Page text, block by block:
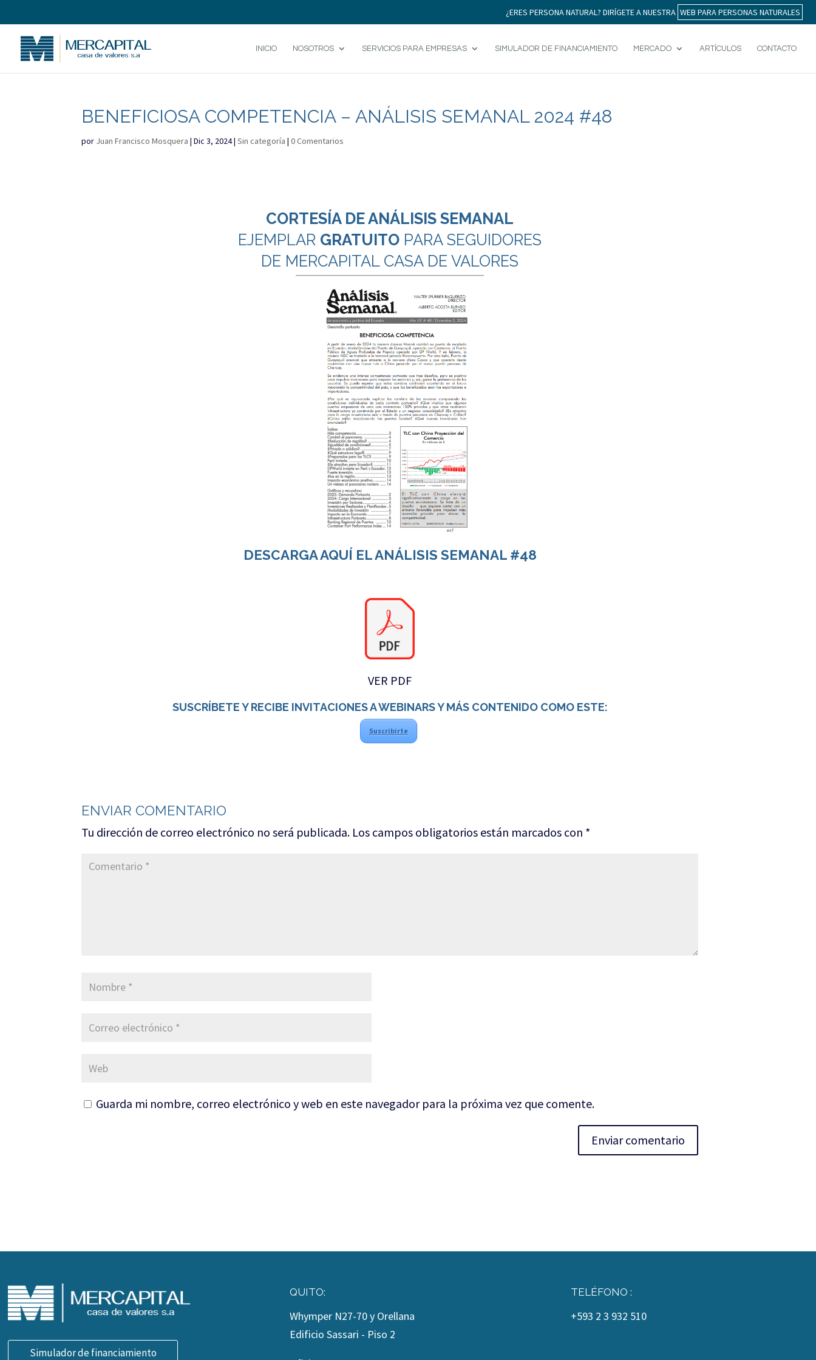
¿ERES PERSONA NATURAL? DIRÍGETE A NUESTRA WEB PARA PERSONAS NATURALES
INICIO NOSOTROS SERVICIOS PARA EMPRESAS SIMULADOR DE FINANCIAMIENTO MERCADO ARTÍCULOS CONTACTO
BENEFICIOSA COMPETENCIA – ANÁLISIS SEMANAL 2024 #48
por Juan Francisco Mosquera |Dic 3, 2024|Sin categoría |0 Comentarios
CORTESÍA DE ANÁLISIS SEMANAL
EJEMPLAR GRATUITO PARA SEGUIDORES
DE MERCAPITAL CASA DE VALORES
DESCARGA AQUÍ EL ANÁLISIS SEMANAL #48
VER PDF
SUSCRÍBETE Y RECIBE INVITACIONES A WEBINARS Y MÁS CONTENIDO COMO ESTE:
Suscribirte
ENVIAR COMENTARIO
Tu dirección de correo electrónico no será publicada. Los campos obligatorios están marcados con *
Guarda mi nombre, correo electrónico y web en este navegador para la próxima vez que comente.
Simulador de financiamiento
QUITO:
Whymper N27-70 y Orellana
Edificio Sassari - Piso 2
TELÉFONO :
+593 2 3 932 510